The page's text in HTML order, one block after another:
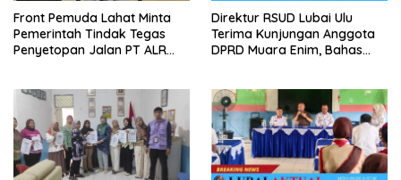
Front Pemuda Lahat Minta
Pemerintah Tindak Tegas
Penyetopan Jalan PT ALR
Direktur RSUD Lubai Ulu
Terima Kunjungan Anggota
DPRD Muara Enim, Bahas